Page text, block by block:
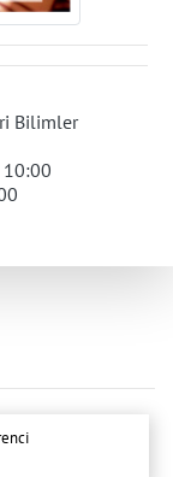
Bilimler
10:00